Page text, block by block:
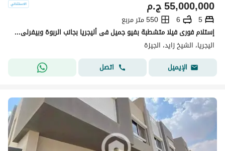
ج.م55,000,000
5
6
550 متر مربع
إستلام فورى فيلا متشطبة بفيو جميل فى أليجريا بجانب الربوة وبيفرلى Allegria Sodic
اليجريا، الشيخ زايد، الجيزة
الإيميل
اتصل